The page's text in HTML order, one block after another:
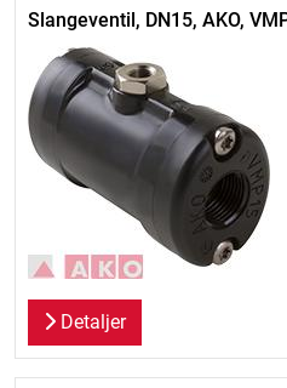
Slangeventil, DN15, AKO,
Detaljer